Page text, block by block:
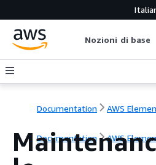
Nozioni di base
Documentation AWS
Documentation AWS